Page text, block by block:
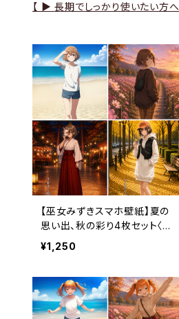
【 ▶長期でしっかり使いたい方へ
【巫女みずきスマホ壁紙】夏の
思い出、秋の彩り4枚セット〈カ
レンダーなし・3ヶ月利用コー
ド付き〉
¥1,250